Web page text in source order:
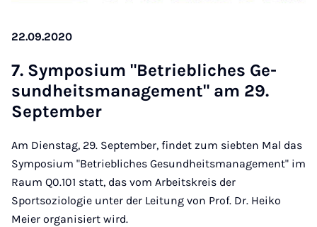
22.09.2020
7. Sym­posi­um "Be­trieb­liches Ge­
sund­heits­man­age­ment" am 29.
Septem­ber
Am Dienstag, 29. September, findet zum siebten Mal das
Symposium "Betriebliches Gesundheitsmanagement" im
Raum Q0.101 statt, das vom Arbeitskreis der
Sportsoziologie unter der Leitung von Prof. Dr. Heiko
Meier organisiert wird.